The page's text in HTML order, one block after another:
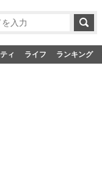
ィ ライフ ランキング